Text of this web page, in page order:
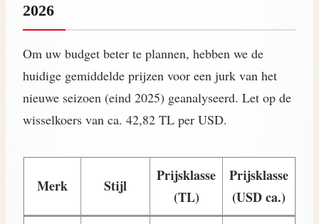
2026
Om uw budget beter te plannen, hebben we de
huidige gemiddelde prijzen voor een jurk van het
nieuwe seizoen (eind 2025) geanalyseerd. Let op de
wisselkoers van ca. 42,82 TL per USD.
Merk Stijl
Prijsklasse
(TL)
Prijsklasse
(USD ca.)